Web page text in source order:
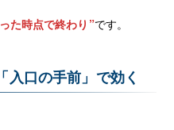
た時点で終わり”です。
入口の手前」で効く